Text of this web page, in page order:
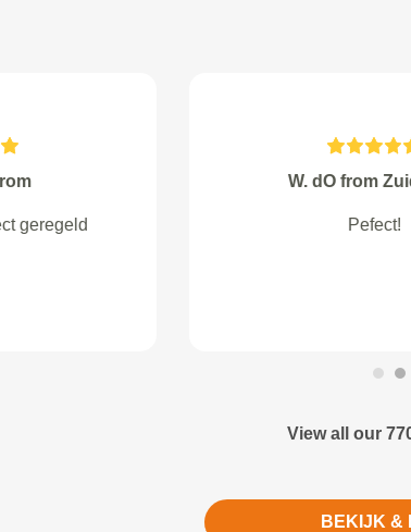
Voorburg
prima
Ronnie
Ik heb een
View all our
BEKIJK &